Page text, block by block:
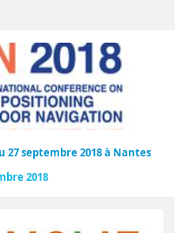
27 septembre 2018 à Nantes
2018